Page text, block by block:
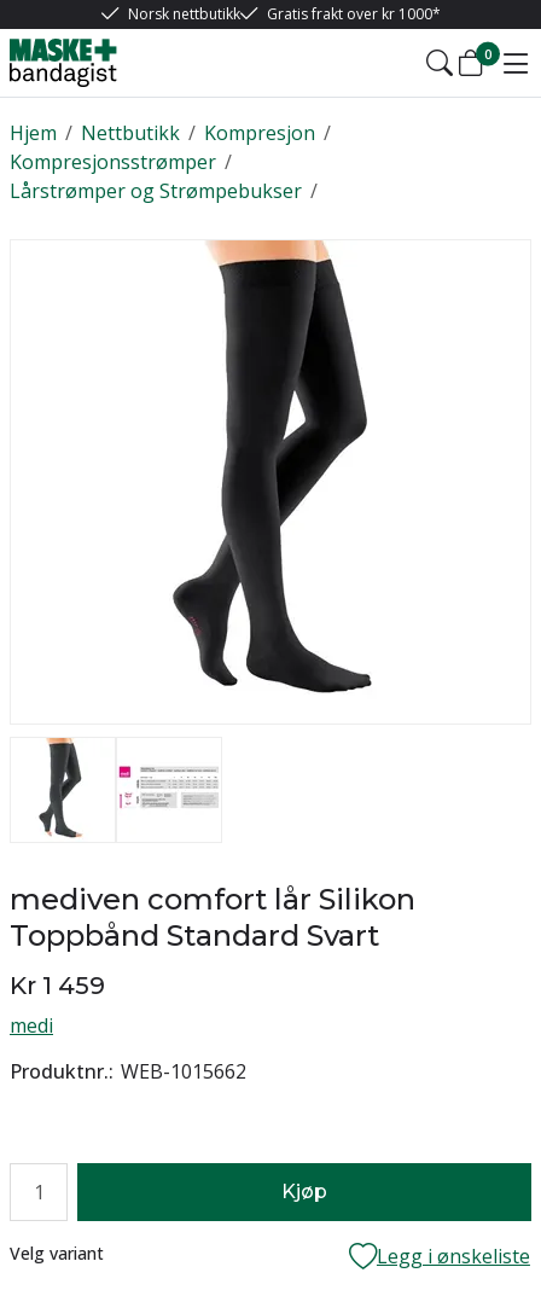
Norsk nettbutikk Gratis frakt over kr 1000*
0
/
Hjem /
Nettbutikk /
Kompresjon
/
Kompresjonsstrømper
/
Lårstrømper og Strømpebukser
mediven comfort lår Silikon
Toppbånd Standard Svart
Kr 1 459
medi
Produktnr. WEB-1015662
Kjøp
Lager
Velg variant Legg i ønskeliste